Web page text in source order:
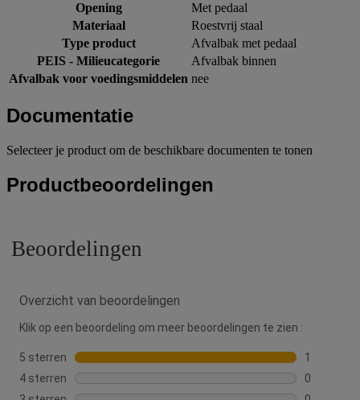
Opening
Met pedaal
Materiaal
Roestvrij staal
Type product
Afvalbak met pedaal
PEIS - Milieucategorie
Afvalbak binnen
Afvalbak voor voedingsmiddelen nee
Documentatie
Selecteer je product om de beschikbare documenten te tonen
Productbeoordelingen